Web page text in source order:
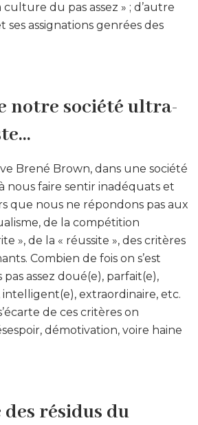
du pas assez » ; d’autre
assignations genrées des
notre société ultra-
Brené Brown, dans une société
faire sentir inadéquats et
que nous ne répondons pas aux
de la compétition
», de la « réussite », des critères
Combien de fois on s’est
pas assez doué(e), parfait(e),
intelligent(e), extraordinaire, etc.
de ces critères on
démotivation, voire haine
des résidus du